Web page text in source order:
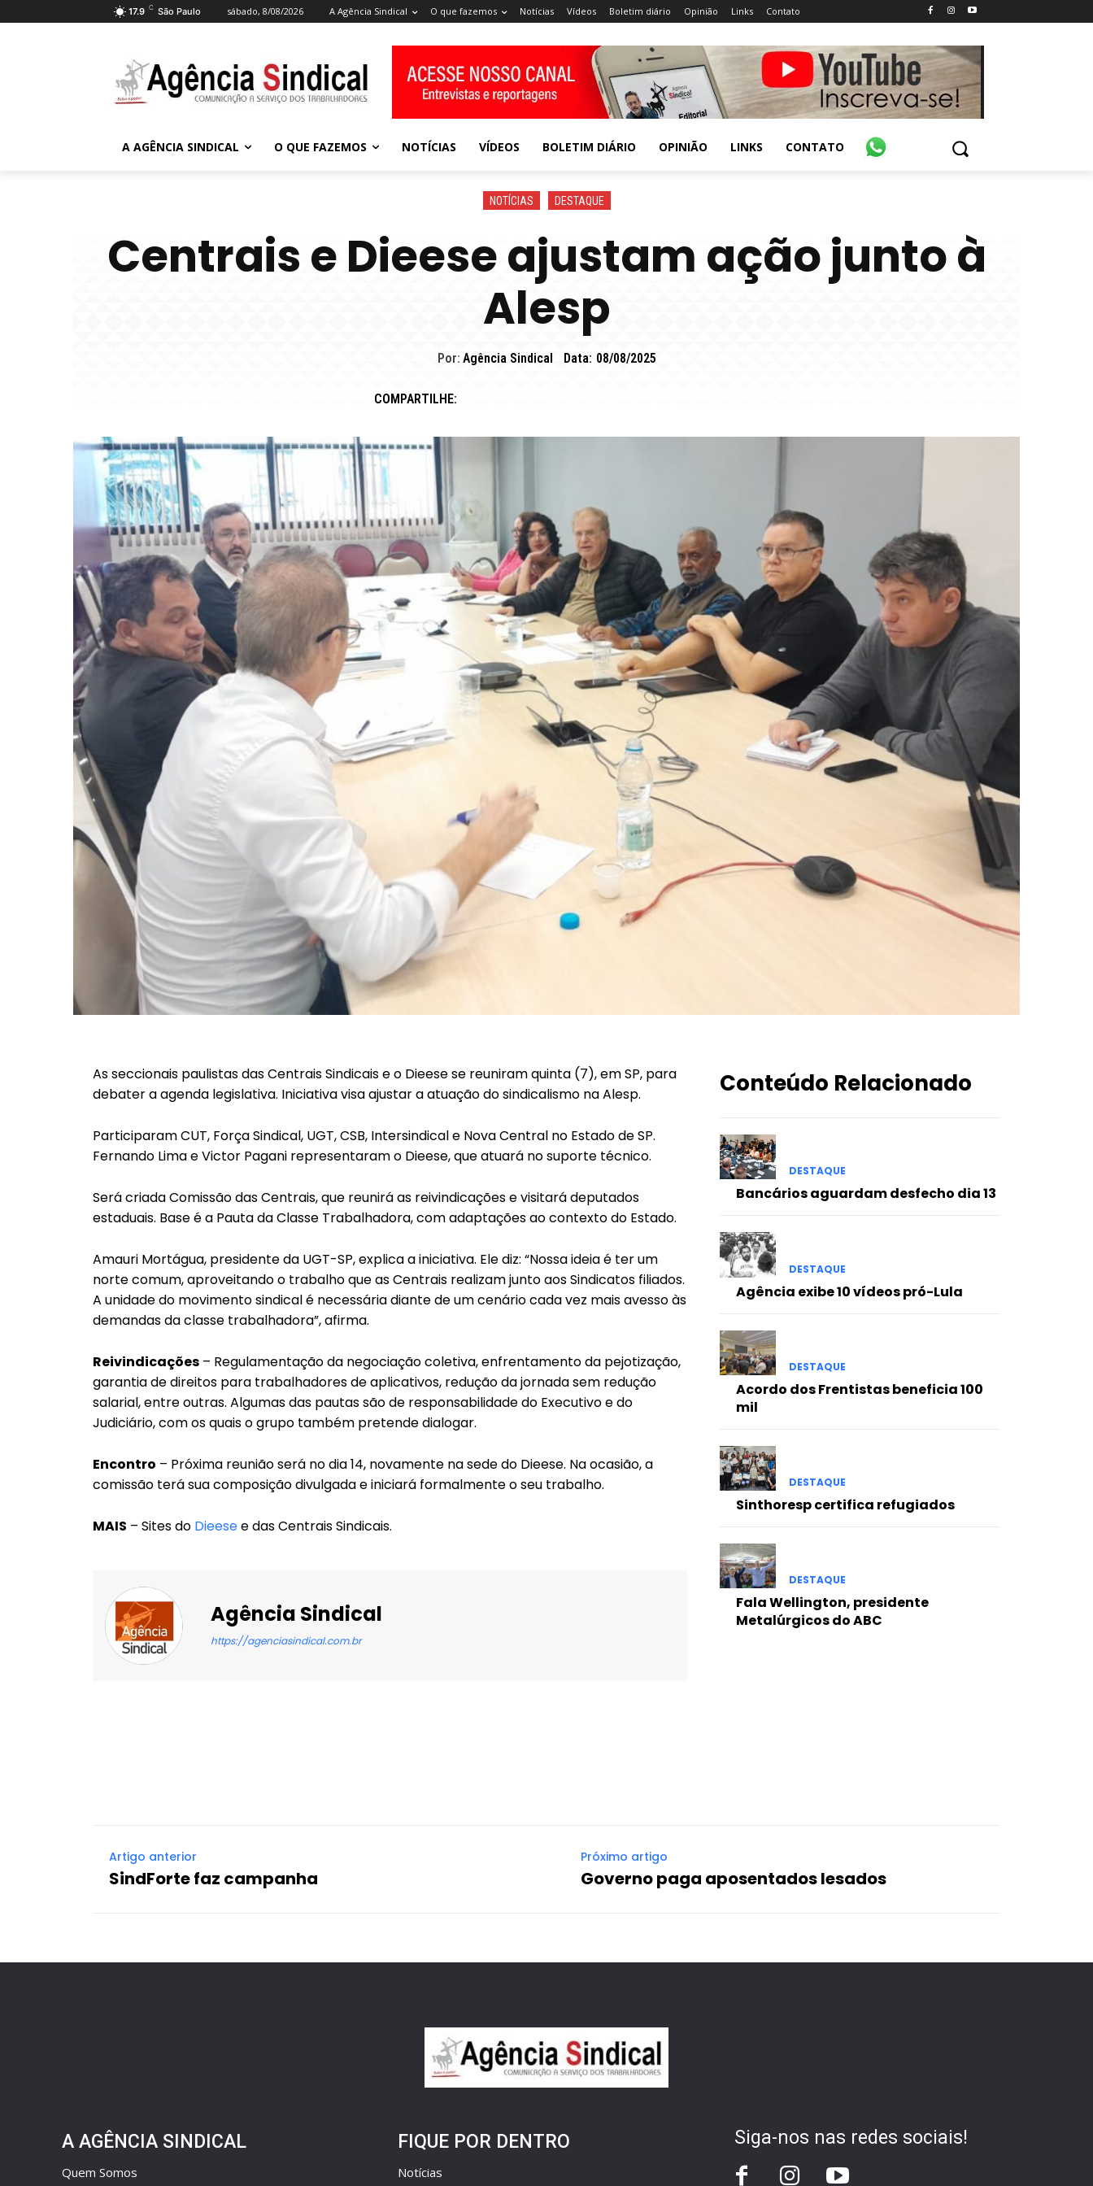
17.9 C São Paulo sábado, 8/08/2026 A Agência Sindical O que fazemos Notícias Vídeos Boletim diário Opinião Links Contato
A AGÊNCIA SINDICAL O QUE FAZEMOS NOTÍCIAS VÍDEOS BOLETIM DIÁRIO OPINIÃO LINKS CONTATO
NOTÍCIAS DESTAQUE
Centrais e Dieese ajustam ação junto à
Alesp
Por: Agência Sindical Data: 08/08/2025
COMPARTILHE:
As seccionais paulistas das Centrais Sindicais e o Dieese se reuniram quinta (7), em SP, para
debater a agenda legislativa. Iniciativa visa ajustar a atuação do sindicalismo na Alesp.
Participaram CUT, Força Sindical, UGT, CSB, Intersindical e Nova Central no Estado de SP.
Fernando Lima e Victor Pagani representaram o Dieese, que atuará no suporte técnico.
Será criada Comissão das Centrais, que reunirá as reivindicações e visitará deputados
estaduais. Base é a Pauta da Classe Trabalhadora, com adaptações ao contexto do Estado.
Amauri Mortágua, presidente da UGT-SP, explica a iniciativa. Ele diz: “Nossa ideia é ter um
norte comum, aproveitando o trabalho que as Centrais realizam junto aos Sindicatos filiados.
A unidade do movimento sindical é necessária diante de um cenário cada vez mais avesso às
demandas da classe trabalhadora”, afirma.
Reivindicações – Regulamentação da negociação coletiva, enfrentamento da pejotização,
garantia de direitos para trabalhadores de aplicativos, redução da jornada sem redução
salarial, entre outras. Algumas das pautas são de responsabilidade do Executivo e do
Judiciário, com os quais o grupo também pretende dialogar.
Encontro – Próxima reunião será no dia 14, novamente na sede do Dieese. Na ocasião, a
comissão terá sua composição divulgada e iniciará formalmente o seu trabalho.
MAIS – Sites do Dieesee das Centrais Sindicais.
Agência Sindical
https://agenciasindical.com.br
Conteúdo Relacionado
DESTAQUE
Bancários aguardam desfecho dia 13
DESTAQUE
Agência exibe 10 vídeos pró-Lula
DESTAQUE
Acordo dos Frentistas beneficia 100
mil
DESTAQUE
Sinthoresp certifica refugiados
DESTAQUE
Fala Wellington, presidente
Metalúrgicos do ABC
Artigo anterior
SindForte faz campanha
Próximo artigo
Governo paga aposentados lesados
A AGÊNCIA SINDICAL
Quem Somos
FIQUE POR DENTRO
Notícias
Siga-nos nas redes sociais!